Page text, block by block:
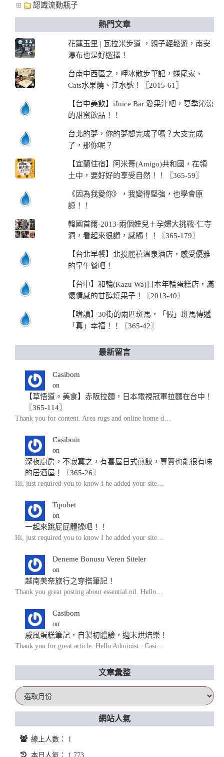
認識流動瓶子
熱門文章
花蓮玉里 | 瓦拉米步道 ，親子輕鬆遊，南安
瀑布也是好選擇！
台南中西區之，呷冰散步筆記，蜷尾家、
Cats水果燒、江水號！〖2015-61〗
【台中美飲】iJuice Bar 愛果汁吧，夏季沁涼
的甜蜜飲品！！
台北的夢，你的夢想完成了嗎？大支完成
了，那你呢？
【宜蘭住宿】阿米哥(Amigo)共和國，在領
土中，要好好的享受自然！！〖365-59〗
《因為我愛你》，我變得堅強，也學會原
諒！！
韓國首爾-2013-兩個娃兒＋孕婦大挑戰-仁寺
洞，看起來很讚，感觸！！〖365-179〗
【台北早餐】北投麗禧溫泉酒店，感受優雅
的早午餐吧！
【台中】和輪(Kazu Wa)日本年輪蛋糕店，滿
懷情感的甘醇燒果子！〖2013-40〗
【嗜讀】30街的兩匹斑馬，「假」班馬傳遞
「真」幸福！！〖365-42〗
最新留言
Casibom
on
【草悟道。美食】赤阪拉麵，日本電視冠軍拉麵在台中！
〖365-114〗
Thank you for content. Area rugs and online home d…
Casibom
on
深夜廚房，不寂寞之，有喜屋日式煎餃，專賣也能很有味
的居酒屋！〖365-26〗
Hi, just required you to know I he added your site…
Tipobet
on
一起來跳屁屁體操吧！！
Hi, just required you to know I he added your site…
Deneme Bonusu Veren Siteler
on
越南美奈旅行之穿搭筆記！
Thank you great posting about essential oil. Hello…
Casibom
on
戚風蛋糕筆記，自製初體驗，週末烘焙樂！
Thank you for great article. Hello Administ . Casi…
文章彙整
文
章
彙
網站人氣
線上人數： 1
本日人氣： 1,773